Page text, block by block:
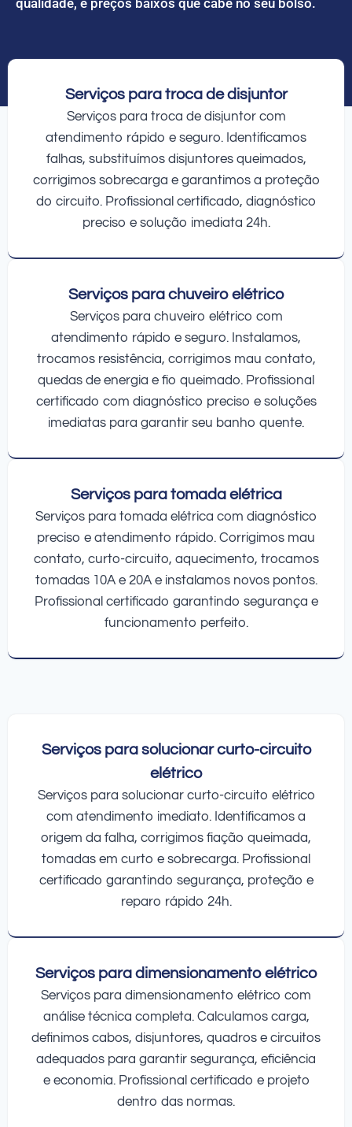
Serviços para troca de disjuntor
Serviços para troca de disjuntor com
atendimento rápido e seguro. Identificamos
falhas, substituímos disjuntores queimados,
corrigimos sobrecarga e garantimos a proteção
do circuito. Profissional certificado, diagnóstico
preciso e solução imediata 24h.
Serviços para chuveiro elétrico
Serviços para chuveiro elétrico com
atendimento rápido e seguro. Instalamos,
trocamos resistência, corrigimos mau contato,
quedas de energia e fio queimado. Profissional
certificado com diagnóstico preciso e soluções
imediatas para garantir seu banho quente.
Serviços para tomada elétrica
Serviços para tomada elétrica com diagnóstico
preciso e atendimento rápido. Corrigimos mau
contato, curto-circuito, aquecimento, trocamos
tomadas 10A e 20A e instalamos novos pontos.
Profissional certificado garantindo segurança e
funcionamento perfeito.
Serviços para solucionar curto-circuito
elétrico
Serviços para solucionar curto-circuito elétrico
com atendimento imediato. Identificamos a
origem da falha, corrigimos fiação queimada,
tomadas em curto e sobrecarga. Profissional
certificado garantindo segurança, proteção e
reparo rápido 24h.
Serviços para dimensionamento elétrico
Serviços para dimensionamento elétrico com
análise técnica completa. Calculamos carga,
definimos cabos, disjuntores, quadros e circuitos
adequados para garantir segurança, eficiência
e economia. Profissional certificado e projeto
dentro das normas.